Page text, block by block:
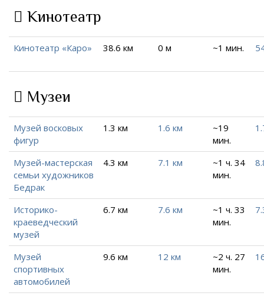
Кинотеатр
Кинотеатр «Каро» 38.6 км 0 м ~1 мин.
Музеи
Музей восковых
фигур
1.3 км 1.6 км
~19
мин.
Музей-мастерская
семьи художников
Бедрак
4.3 км 7.1 км
~1 ч. 34
мин.
Историко-
краеведческий
музей
6.7 км 7.6 км
~1 ч. 33
мин.
Музей
спортивных
автомобилей
9.6 км 12 км
~2 ч. 27
мин.